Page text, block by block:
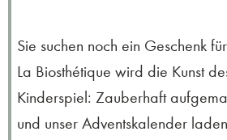
Sie suchen noch ein Geschenk
La Biosthétique wird die Kunst
Kinderspiel: Zauberhaft
und unser Adventskalender